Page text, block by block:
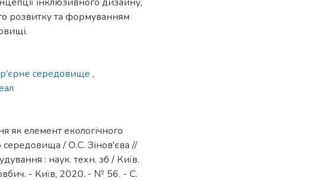
розвитку та формуванням
середовище ,
як елемент екологічного
середовища / О.С. Зінов'єва //
: наук. техн. зб / Київ.
- Київ, 2020. - № 56. - С.